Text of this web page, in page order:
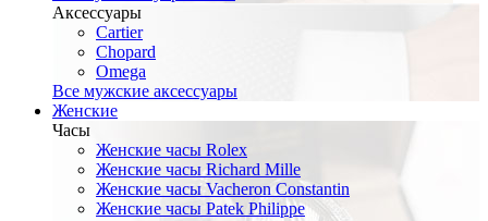
Аксессуары
Cartier
Chopard
Omega
Все мужские аксессуары
Женские
Часы
Женские часы Rolex
Женские часы Richard Mille
Женские часы Vacheron Constantin
Женские часы Patek Philippe